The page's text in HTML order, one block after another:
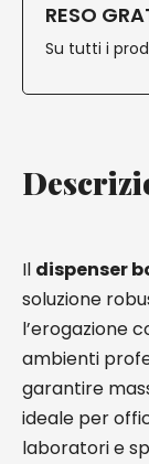
RESO
Su tutti i
Il dispenser
soluzione
l’erogazione
ambienti
garantire
ideale per
laboratori e